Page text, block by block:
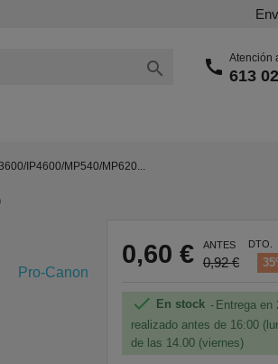
 call Atención
613
IP4600/MP540/MP620...
Pro-Canon
0,60 € ANTES
0,92 €
DTO.
 En stock
Entrega en
realizado antes de 16:00
de las 14.00 (viernes)